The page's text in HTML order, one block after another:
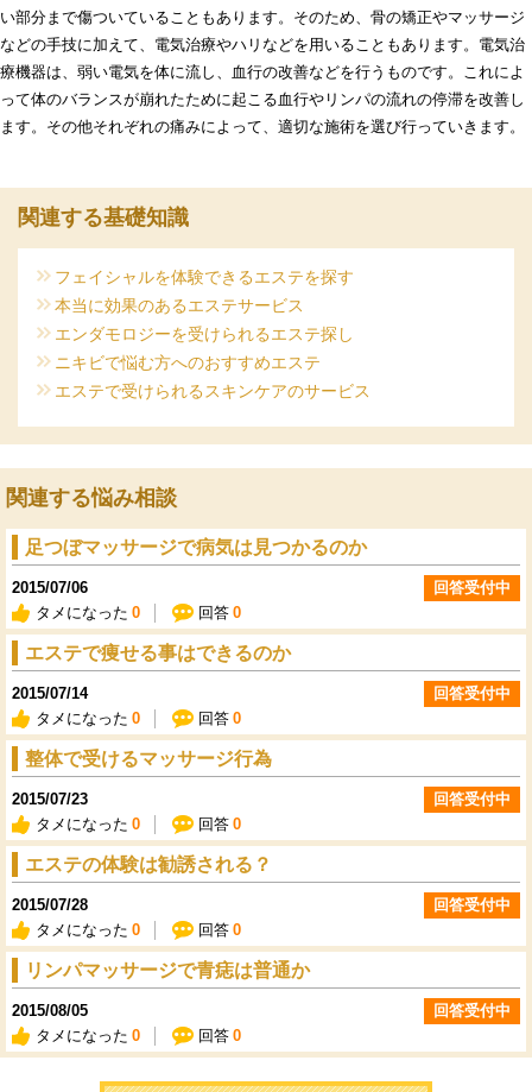
い部分まで傷ついていることもあります。そのため、骨の矯正やマッサージ
などの手技に加えて、電気治療やハリなどを用いることもあります。電気治
療機器は、弱い電気を体に流し、血行の改善などを行うものです。これによ
って体のバランスが崩れたために起こる血行やリンパの流れの停滞を改善し
ます。その他それぞれの痛みによって、適切な施術を選び行っていきます。
関連する基礎知識
フェイシャルを体験できるエステを探す
本当に効果のあるエステサービス
エンダモロジーを受けられるエステ探し
ニキビで悩む方へのおすすめエステ
エステで受けられるスキンケアのサービス
関連する悩み相談
足つぼマッサージで病気は見つかるのか
2015/07/06
タメになった 0 回答 0
回答受付中
エステで痩せる事はできるのか
2015/07/14
タメになった 0 回答 0
回答受付中
整体で受けるマッサージ行為
2015/07/23
タメになった 0 回答 0
回答受付中
エステの体験は勧誘される？
2015/07/28
タメになった 0 回答 0
回答受付中
リンパマッサージで青痣は普通か
2015/08/05
タメになった 0 回答 0
回答受付中